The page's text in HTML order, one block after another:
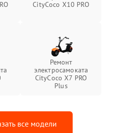
CityCoco X10 PRO
Ремонт
электросамоката
CityCoco X7 PRO
Plus
все модели